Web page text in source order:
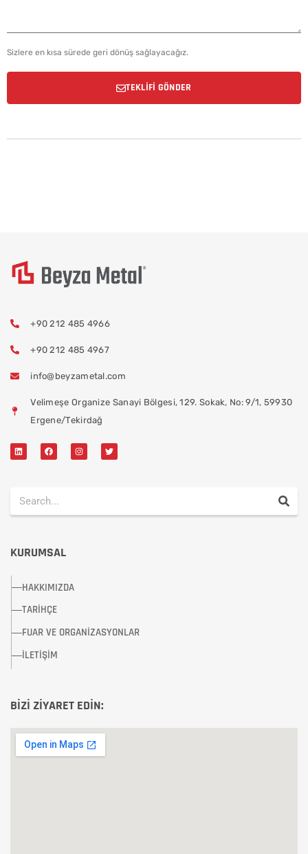
Sizlere en kısa sürede geri dönüş sağlayacağız.
TEKLİFİ GÖNDER
+90 212 485 4966
+90 212 485 4967
info@beyzametal.com
Velimeşe Organize Sanayi Bölgesi, 129. Sokak, No: 9/1, 59930
Ergene/Tekirdağ
KURUMSAL
HAKKIMIZDA
TARİHÇE
FUAR VE ORGANİZASYONLAR
İLETİŞİM
BİZİ ZİYARET EDİN: